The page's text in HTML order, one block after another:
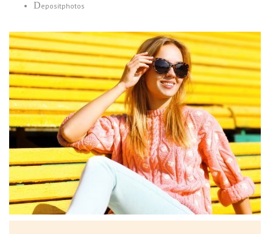
Depositphotos